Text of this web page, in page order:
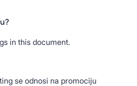
in this document.
se odnosi na promociju